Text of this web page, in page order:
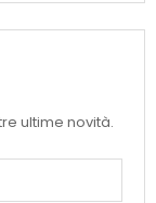
ultime novità.